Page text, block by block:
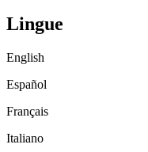
Lingue
English
Español
Français
Italiano